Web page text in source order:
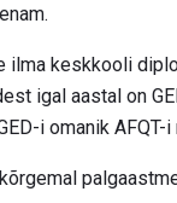
ilma keskkooli
igal aastal on
i omanik AFQT-